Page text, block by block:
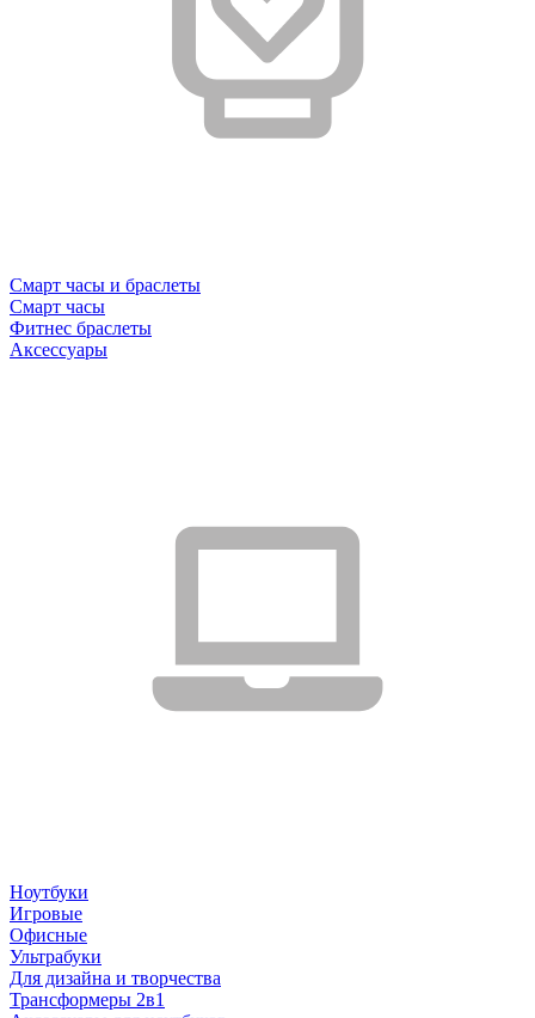
Смарт часы и браслеты
Смарт часы
Фитнес браслеты
Аксессуары
Ноутбуки
Игровые
Офисные
Ультрабуки
Для дизайна и творчества
Трансформеры 2в1